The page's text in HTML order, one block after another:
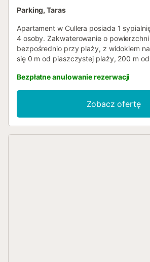
Parking, Taras
Apartament w Cullera posiada 1
4 osoby. Zakwaterowanie o powierzchni
bezpośrednio przy plaży, z widokiem
się 0 m od piaszczystej plaży, 200 m
okolicy nad samym morzem. Do
winda, taras, żelazko, otwarty parking
budynku, telewizor. Niezależna kuchnia
wyposażona jest w lodówkę, kuchenkę
piekarnik, zamrażarkę, pralkę,
Bezpłatne anulowanie rezerwacji
Zobacz ofertę